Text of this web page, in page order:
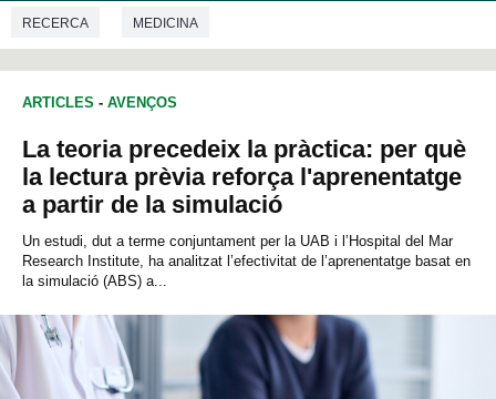
RECERCA MEDICINA
ARTICLES - AVENÇOS
La teoria precedeix la pràctica: per què
la lectura prèvia reforça l'aprenentatge
a partir de la simulació
Un estudi, dut a terme conjuntament per la UAB i l’Hospital del Mar
Research Institute, ha analitzat l’efectivitat de l’aprenentatge basat en
la simulació (ABS) a...